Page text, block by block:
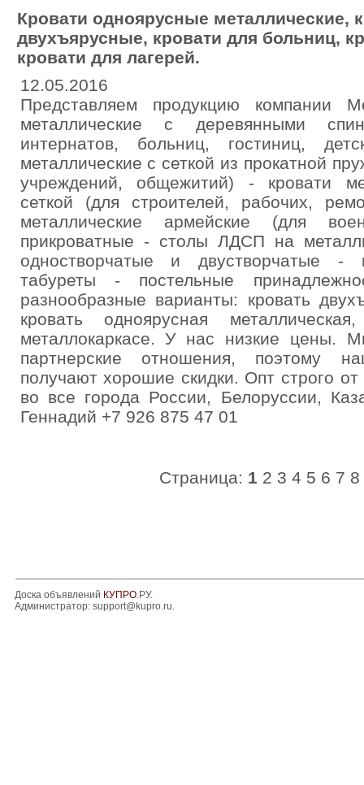
Кровати одноярусные металлические,
двухъярусные, кровати для больниц,
кровати для лагерей.
12.05.2016
Представляем продукцию компании
металлические с деревянными
интернатов, больниц, гостиниц,
металлические с сеткой из прокатной
учреждений, общежитий) - кровати
сеткой (для строителей, рабочих,
металлические армейские (для
прикроватные - столы ЛДСП на
одностворчатые и двустворчатые
табуреты - постельные
разнообразные варианты: кровать
кровать одноярусная
металлокаркасе. У нас низкие цены.
партнерские отношения, поэтому
получают хорошие скидки. Опт строго
во все города России, Белоруссии,
Геннадий +7 926 875 47 01
Страница: 1 2 3 4 5 6 7 8
Доска объявлений КУПРО.РУ.
Администратор: support@kupro.ru.